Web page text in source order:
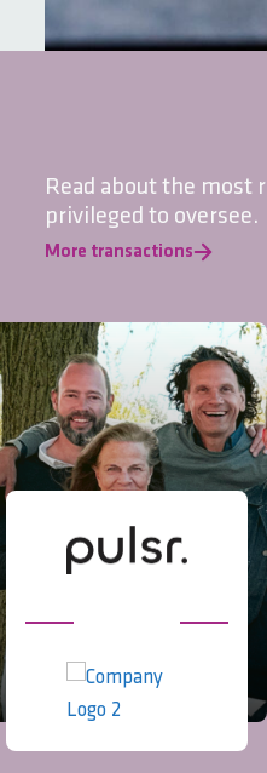
Read about the most
privileged to oversee.
More transactions